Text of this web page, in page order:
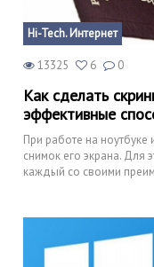
Hi-Tech. Интернет
13325 6 0
Как сделать
эффективные
При работе на
снимок его экрана. Для
каждый со своими